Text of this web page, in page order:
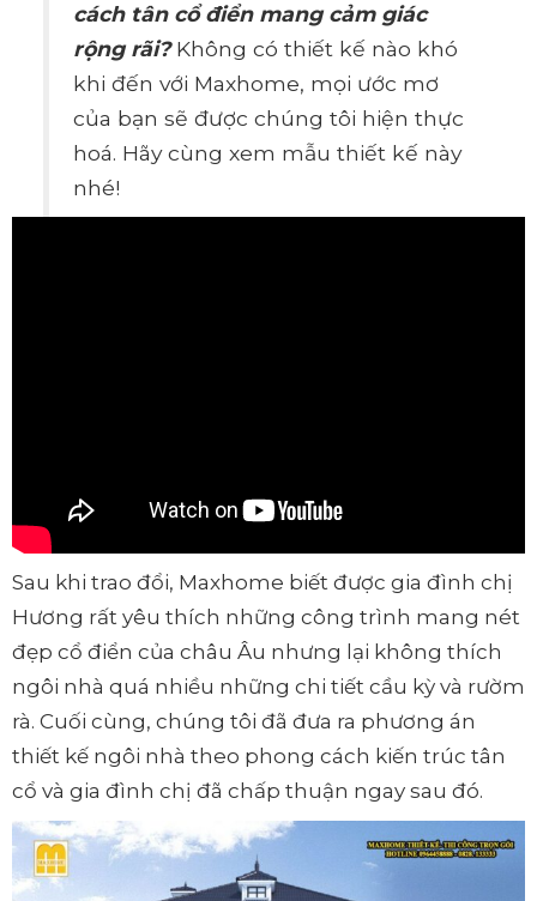
cách tân cổ điển mang cảm giác
rộng rãi?Không có thiết kế nào khó
khi đến với Maxhome, mọi ước mơ
của bạn sẽ được chúng tôi hiện thực
hoá. Hãy cùng xem mẫu thiết kế này
nhé!
Sau khi trao đổi, Maxhome biết được gia đình chị
Hương rất yêu thích những công trình mang nét
đẹp cổ điển của châu Âu nhưng lại không thích
ngôi nhà quá nhiều những chi tiết cầu kỳ và rườm
rà. Cuối cùng, chúng tôi đã đưa ra phương án
thiết kế ngôi nhà theo phong cách kiến trúc tân
cổ và gia đình chị đã chấp thuận ngay sau đó.